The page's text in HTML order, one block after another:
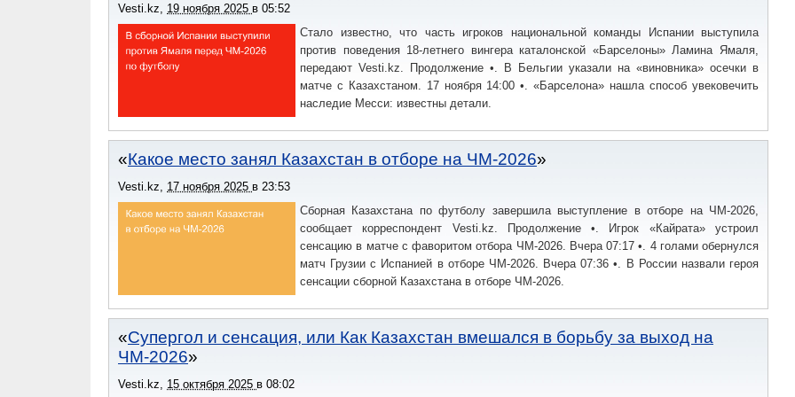
Vesti.kz, 19 ноября 2025 в 05:52
Стало известно, что часть игроков национальной команды Испании выступила
против поведения 18-летнего вингера каталонской «Барселоны» Ламина Ямаля,
передают Vesti.kz. Продолжение •. В Бельгии указали на «виновника» осечки в
матче с Казахстаном. 17 ноября 14:00 •. «Барселона» нашла способ увековечить
наследие Месси: известны детали.
Какое место занял Казахстан в отборе на ЧМ-2026
Vesti.kz, 17 ноября 2025 в 23:53
Сборная Казахстана по футболу завершила выступление в отборе на ЧМ-2026,
сообщает корреспондент Vesti.kz. Продолжение •. Игрок «Кайрата» устроил
сенсацию в матче с фаворитом отбора ЧМ-2026. Вчера 07:17 •. 4 голами обернулся
матч Грузии с Испанией в отборе ЧМ-2026. Вчера 07:36 •. В России назвали героя
сенсации сборной Казахстана в отборе ЧМ-2026.
Супергол и сенсация, или Как Казахстан вмешался в борьбу за выход на
ЧМ-2026
Vesti.kz, 15 октября 2025 в 08:02